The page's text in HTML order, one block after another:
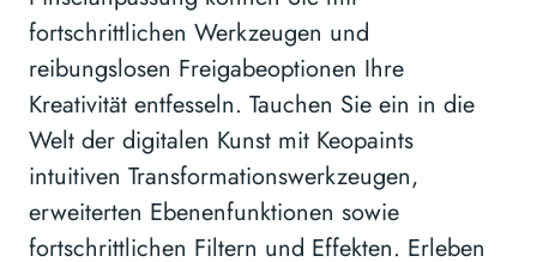
fortschrittlichen Werkzeugen und
reibungslosen Freigabeoptionen Ihre
Kreativität entfesseln. Tauchen Sie ein in die
Welt der digitalen Kunst mit Keopaints
intuitiven Transformationswerkzeugen,
erweiterten Ebenenfunktionen sowie
fortschrittlichen Filtern und Effekten. Erleben